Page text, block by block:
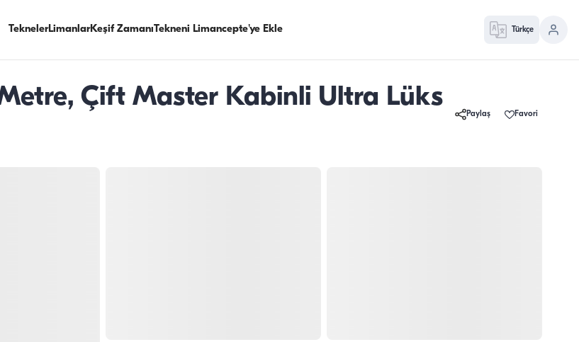
TeknelerLimanlarKeşif ZamanıTekneni Limancepte'ye Ekle Türkçe
Çift Master Kabinli Ultra Lüks
Paylaş Favori